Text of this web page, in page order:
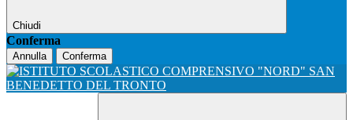
Chiudi
Conferma
Annulla Conferma